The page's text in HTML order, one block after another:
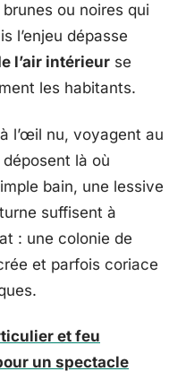
ou noires qui
l’enjeu dépasse
l’air intérieur se
les habitants.
l’œil nu, voyagent au
là où
bain, une lessive
suffisent à
: une colonie de
et parfois coriace
et feu
un spectacle